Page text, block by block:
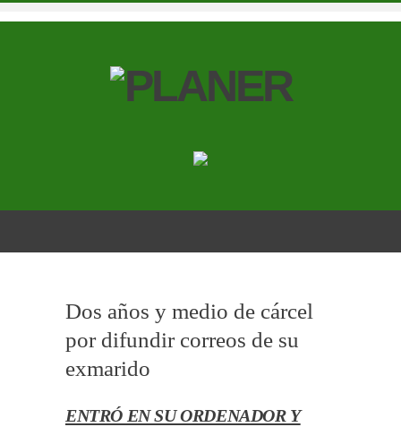
Dos años y medio de cárcel
por difundir correos de su
exmarido
ENTRÓ EN SU ORDENADOR Y